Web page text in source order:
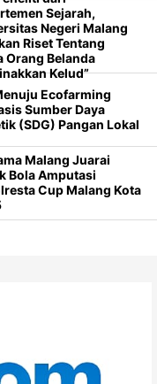
Sejarah,
Negeri Malang
Riset Tentang
Orang Belanda
Kelud”
Ecofarming
Sumber Daya
(SDG) Pangan Lokal
Malang Juarai
Bola Amputasi
Cup Malang Kota